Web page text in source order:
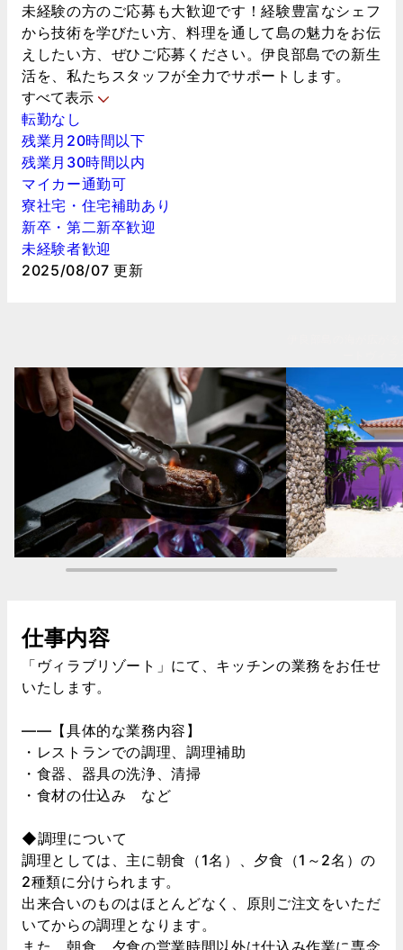
未経験の方のご応募も大歓迎です！経験豊富なシェフ
から技術を学びたい方、料理を通して島の魅力をお伝
えしたい方、ぜひご応募ください。伊良部島での新生
活を、私たちスタッフが全力でサポートします。
すべて表示
転勤なし
残業月20時間以下
残業月30時間以内
マイカー通勤可
寮社宅・住宅補助あり
新卒・第二新卒歓迎
未経験者歓迎
2025/08/07 更新
仕事内容
「ヴィラブリゾート」にて、キッチンの業務をお任せ
いたします。
――【具体的な業務内容】
・レストランでの調理、調理補助
・食器、器具の洗浄、清掃
・食材の仕込み など
◆調理について
調理としては、主に朝食（1名）、夕食（1～2名）の
2種類に分けられます。
出来合いのものはほとんどなく、原則ご注文をいただ
いてからの調理となります。
また、朝食、夕食の営業時間以外は仕込み作業に専念